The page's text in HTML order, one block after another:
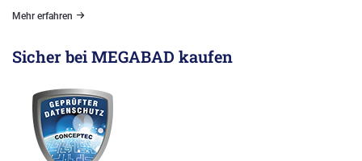
Mehr erfahren
Sicher bei MEGABAD kaufen